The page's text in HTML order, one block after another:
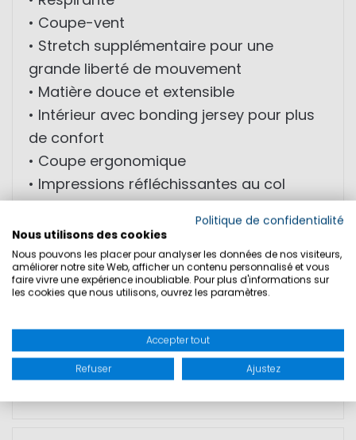
• Coupe-vent
• Stretch supplémentaire pour une
grande liberté de mouvement
• Matière douce et extensible
• Intérieur avec bonding jersey pour plus
de confort
• Coupe ergonomique
• Impressions réfléchissantes au col
• Passepoils réfléchissants aux coutures
d’épaules
• Poche poitrine avec impression
réfléchissante
• Poches hanches avec fermeture éclair
MATIÈRE : Matière extérieure : 95%
Politique de confidentialité
Nous utilisons des cookies
Nous pouvons les placer pour analyser les données de nos visiteurs,
améliorer notre site Web, afficher un contenu personnalisé et vous
faire vivre une expérience inoubliable. Pour plus d'informations sur
les cookies que nous utilisons, ouvrez les paramètres.
Accepter tout
Refuser Ajustez